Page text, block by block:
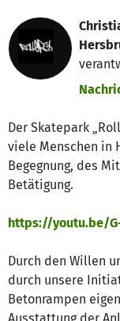
Der Skatepark
viele Menschen in
Begegnung, des
Betätigung.
https://youtu.be/G-
Durch den Willen
durch unsere
Betonrampen